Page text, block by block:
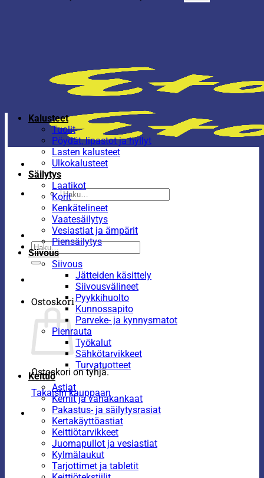
Etsi:
Etsi:
Ostoskori
Ostoskori on tyhjä.
Takaisin kauppaan
Kalusteet
Tuolit
Pöydät, lipastot ja hyllyt
Lasten kalusteet
Ulkokalusteet
Säilytys
Laatikot
Korit
Kenkätelineet
Vaatesäilytys
Vesiastiat ja ämpärit
Piensäilytys
Siivous
Siivous
Jätteiden käsittely
Siivousvälineet
Pyykkihuolto
Kunnossapito
Parveke- ja kynnysmatot
Pienrauta
Työkalut
Sähkötarvikkeet
Turvatuotteet
Keittiö
Astiat
Kernit ja vahakankaat
Pakastus- ja säilytysrasiat
Kertakäyttöastiat
Keittiötarvikkeet
Juomapullot ja vesiastiat
Kylmälaukut
Tarjottimet ja tabletit